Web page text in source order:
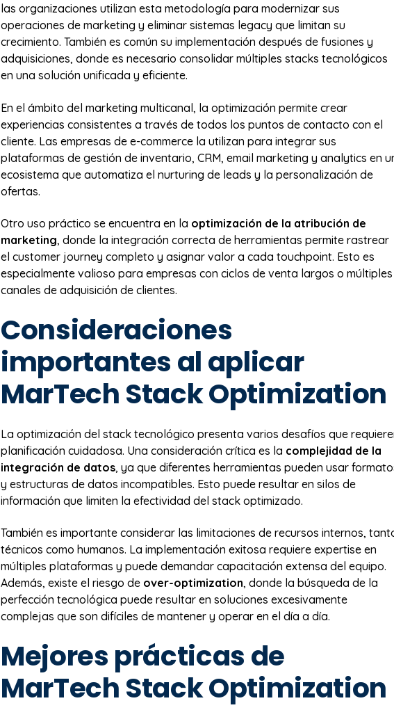
las organizaciones utilizan esta metodología para modernizar sus
operaciones de marketing y eliminar sistemas legacy que limitan su
crecimiento. También es común su implementación después de fusiones y
adquisiciones, donde es necesario consolidar múltiples stacks tecnológicos
en una solución unificada y eficiente.
En el ámbito del marketing multicanal, la optimización permite crear
experiencias consistentes a través de todos los puntos de contacto con el
cliente. Las empresas de e-commerce la utilizan para integrar sus
plataformas de gestión de inventario, CRM, email marketing y analytics en
ecosistema que automatiza el nurturing de leads y la personalización de
ofertas.
Otro uso práctico se encuentra en la optimización de la atribución de
marketing, donde la integración correcta de herramientas permite rastrear
el customer journey completo y asignar valor a cada touchpoint. Esto es
especialmente valioso para empresas con ciclos de venta largos o múltiples
canales de adquisición de clientes.
Consideraciones
importantes al aplicar
MarTech Stack Optimization
La optimización del stack tecnológico presenta varios desafíos que
planificación cuidadosa. Una consideración crítica es la complejidad de la
integración de datos, ya que diferentes herramientas pueden usar
y estructuras de datos incompatibles. Esto puede resultar en silos de
información que limiten la efectividad del stack optimizado.
También es importante considerar las limitaciones de recursos internos,
técnicos como humanos. La implementación exitosa requiere expertise en
múltiples plataformas y puede demandar capacitación extensa del equipo.
Además, existe el riesgo de over-optimization, donde la búsqueda de la
perfección tecnológica puede resultar en soluciones excesivamente
complejas que son difíciles de mantener y operar en el día a día.
Mejores prácticas de
MarTech Stack Optimization